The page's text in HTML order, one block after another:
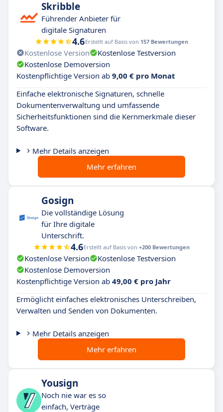
Skribble
Führender Anbieter für
digitale Signaturen
4.6Erstellt auf Basis von 157 Bewertungen
Kostenlose Version
Kostenlose Testversion
Kostenlose Demoversion
Kostenpflichtige Version ab 9,00 € pro Monat
Einfache elektronische Signaturen, schnelle
Dokumentenverwaltung und umfassende
Sicherheitsfunktionen sind die Kernmerkmale dieser
Software.
Mehr Details anzeigen
Mehr erfahren
Gosign
Die vollständige Lösung
für Ihre digitale
Unterschrift.
4.6Erstellt auf Basis von +200 Bewertungen
Kostenlose Version
Kostenlose Testversion
Kostenlose Demoversion
Kostenpflichtige Version ab 49,00 € pro Jahr
Ermöglicht einfaches elektronisches Unterschreiben,
Verwalten und Senden von Dokumenten.
Mehr Details anzeigen
Mehr erfahren
Yousign
Noch nie war es so
einfach, Verträge